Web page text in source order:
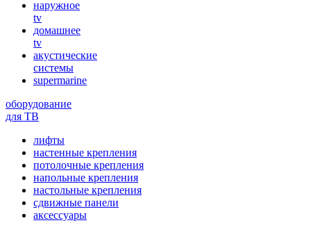
наружное
tv
домашнее
tv
акустические
системы
supermarine
оборудование
для ТВ
лифты
настенные крепления
потолочные крепления
напольные крепления
настольные крепления
сдвижные панели
аксессуары